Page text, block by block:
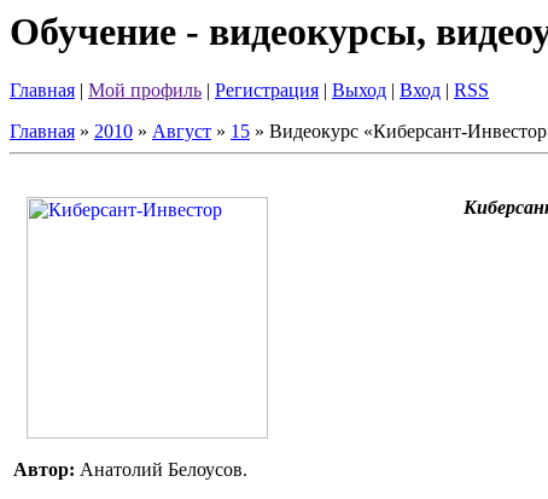
Обучение - видеокурсы,
Главная | Мой профиль | Регистрация | Выход | Вход | RSS
Главная » 2010 » Август » 15 » Видеокурс «Киберсант-
Автор: Анатолий Белоусов.